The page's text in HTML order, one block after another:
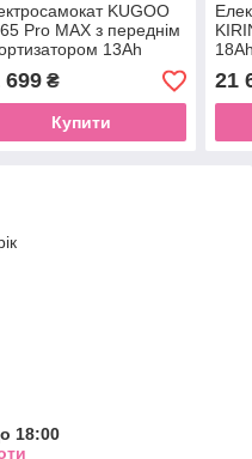
KUGOO
Pro MAX з переднім
13Ah
699₴
Купити
21
18:00